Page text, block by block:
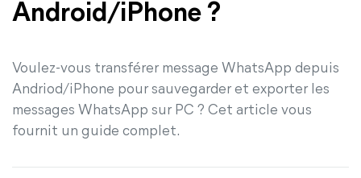
Android/iPhone ?
Voulez-vous transférer message WhatsApp depuis
Andriod/iPhone pour sauvegarder et exporter les
messages WhatsApp sur PC ? Cet article vous
fournit un guide complet.